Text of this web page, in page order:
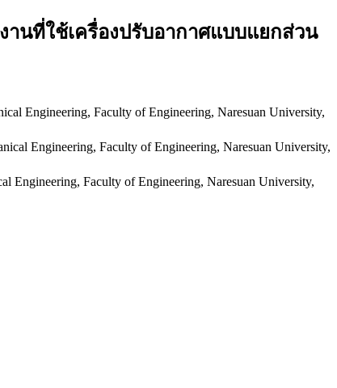
นที่ใช้เครื่องปรับอากาศแบบแยกส่วน
Faculty of Engineering, Naresuan University,
Faculty of Engineering, Naresuan University,
Faculty of Engineering, Naresuan University,